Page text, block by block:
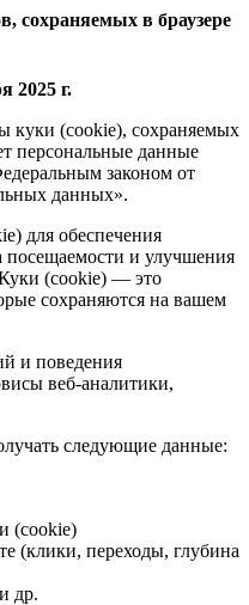
сохраняемых в браузере
2025 г.
куки (cookie), сохраняемых
персональные данные
законом от
данных».
для обеспечения
посещаемости и улучшения
Куки (cookie) — это
сохраняются на вашем
и поведения
веб-аналитики,
следующие данные:
(cookie)
(клики, переходы, глубина
др.